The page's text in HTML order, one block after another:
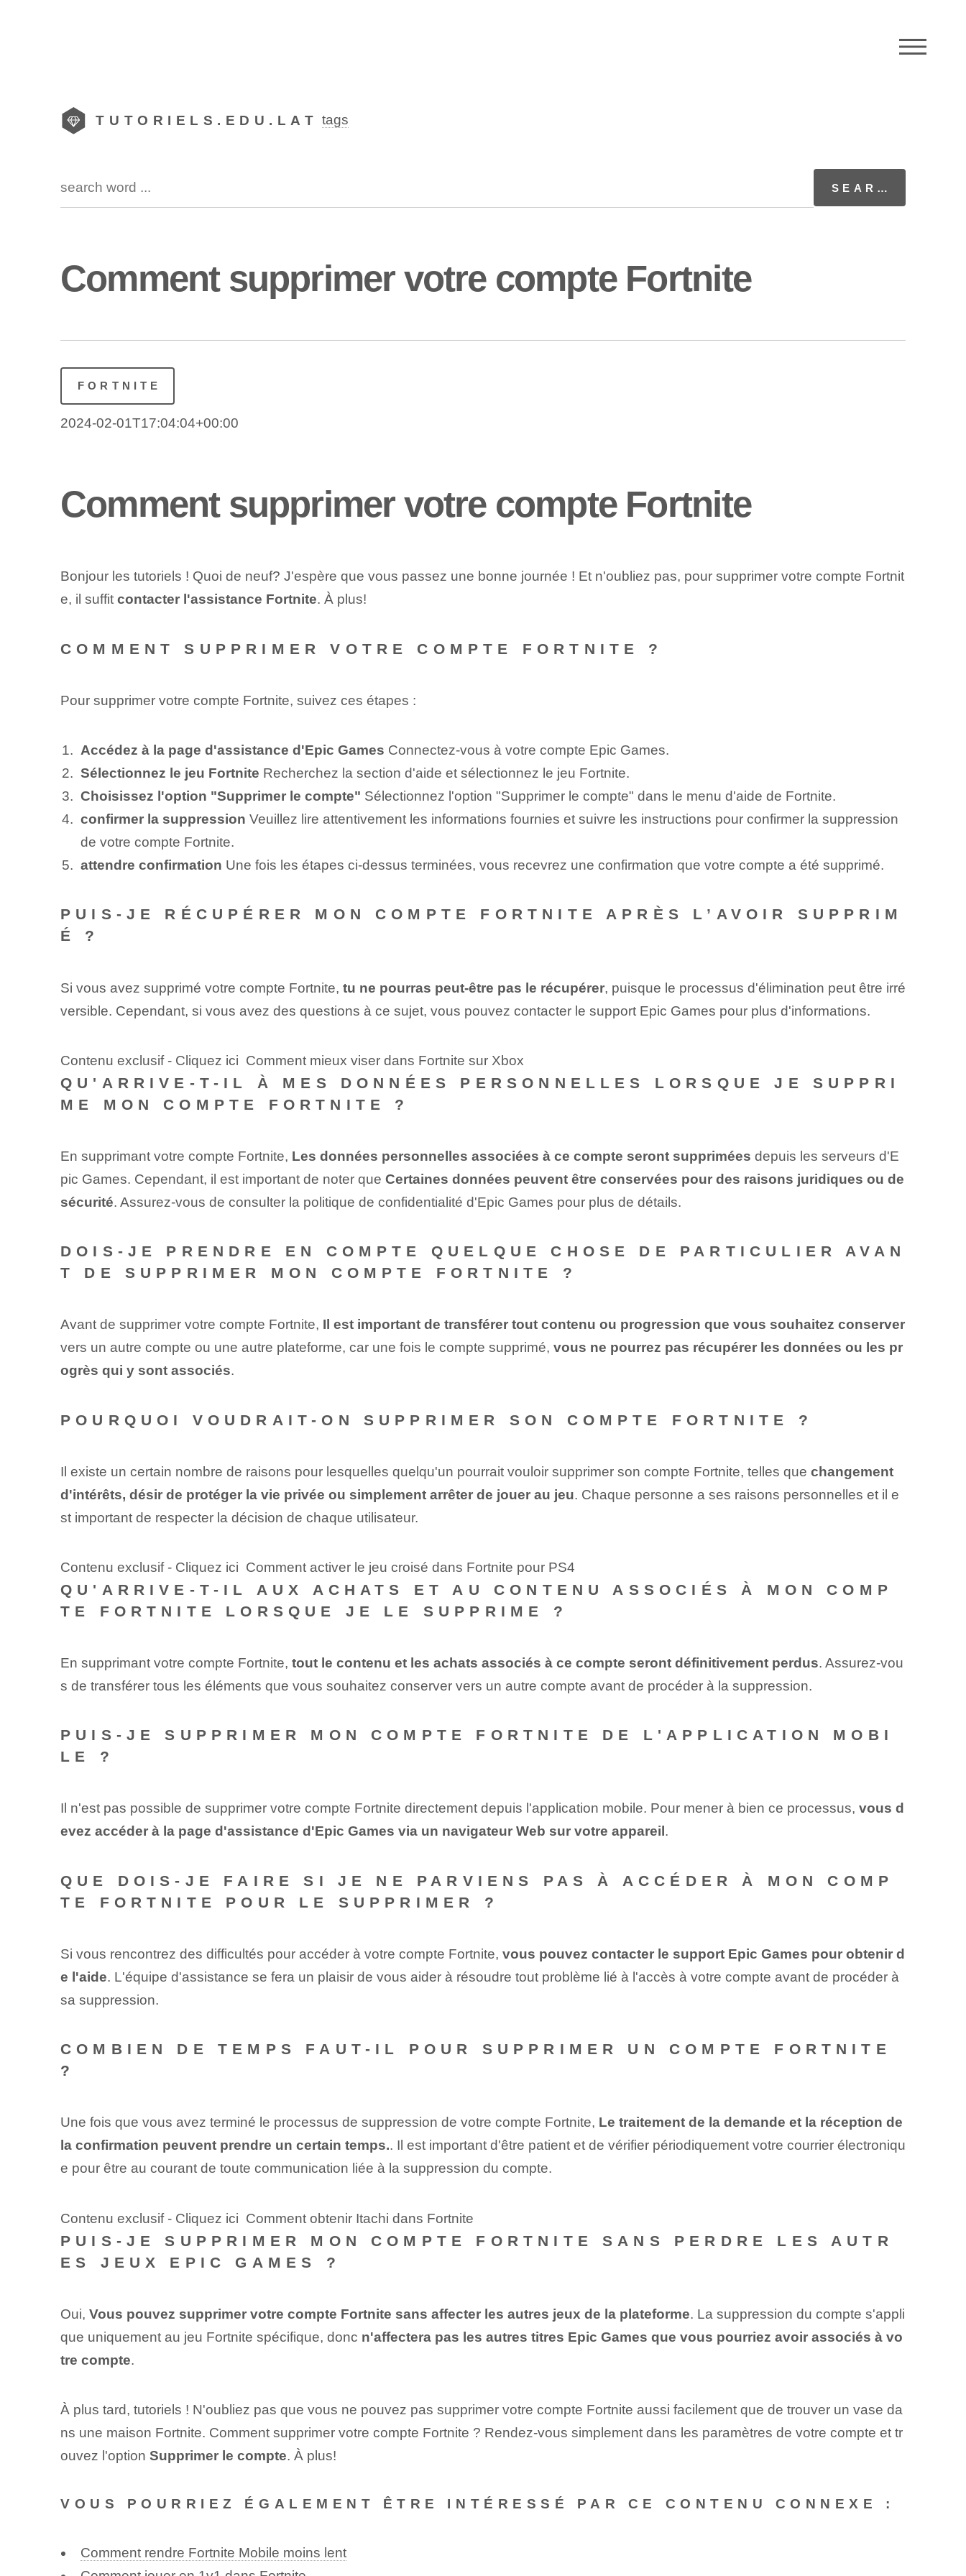
TUTORIELS.EDU.LAT tags
Comment supprimer votre compte Fortnite
FORTNITE
2024-02-01T17:04:04+00:00
Comment supprimer votre compte Fortnite
Bonjour les tutoriels ! Quoi de neuf? J'espère que vous passez une bonne journée ! Et n'oubliez pas, pour supprimer votre compte Fortnit
e, il suffit contacter l'assistance Fortnite. À plus!
COMMENT SUPPRIMER VOTRE COMPTE FORTNITE ?
Pour supprimer votre compte Fortnite, suivez ces étapes :
Accédez à la page d'assistance d'Epic Games Connectez-vous à votre compte Epic Games.
Sélectionnez le jeu Fortnite Recherchez la section d'aide et sélectionnez le jeu Fortnite.
Choisissez l'option "Supprimer le compte" Sélectionnez l'option "Supprimer le compte" dans le menu d'aide de Fortnite.
confirmer la suppression Veuillez lire attentivement les informations fournies et suivre les instructions pour confirmer la suppression
de votre compte Fortnite.
attendre confirmation Une fois les étapes ci-dessus terminées, vous recevrez une confirmation que votre compte a été supprimé.
PUIS-JE RÉCUPÉRER MON COMPTE FORTNITE APRÈS L’AVOIR SUPPRIM
É ?
Si vous avez supprimé votre compte Fortnite, tu ne pourras peut-être pas le récupérer, puisque le processus d'élimination peut être irré
versible. Cependant, si vous avez des questions à ce sujet, vous pouvez contacter le support Epic Games pour plus d'informations.
Contenu exclusif - Cliquez ici Comment mieux viser dans Fortnite sur Xbox
QU'ARRIVE-T-IL À MES DONNÉES PERSONNELLES LORSQUE JE SUPPRI
ME MON COMPTE FORTNITE ?
En supprimant votre compte Fortnite, Les données personnelles associées à ce compte seront supprimées depuis les serveurs d'E
pic Games. Cependant, il est important de noter que Certaines données peuvent être conservées pour des raisons juridiques ou de
sécurité. Assurez-vous de consulter la politique de confidentialité d'Epic Games pour plus de détails.
DOIS-JE PRENDRE EN COMPTE QUELQUE CHOSE DE PARTICULIER AVAN
T DE SUPPRIMER MON COMPTE FORTNITE ?
Avant de supprimer votre compte Fortnite, Il est important de transférer tout contenu ou progression que vous souhaitez conserver
vers un autre compte ou une autre plateforme, car une fois le compte supprimé, vous ne pourrez pas récupérer les données ou les pr
ogrès qui y sont associés.
POURQUOI VOUDRAIT-ON SUPPRIMER SON COMPTE FORTNITE ?
Il existe un certain nombre de raisons pour lesquelles quelqu'un pourrait vouloir supprimer son compte Fortnite, telles que changement
d'intérêts, désir de protéger la vie privée ou simplement arrêter de jouer au jeu. Chaque personne a ses raisons personnelles et il e
st important de respecter la décision de chaque utilisateur.
Contenu exclusif - Cliquez ici Comment activer le jeu croisé dans Fortnite pour PS4
QU'ARRIVE-T-IL AUX ACHATS ET AU CONTENU ASSOCIÉS À MON COMP
TE FORTNITE LORSQUE JE LE SUPPRIME ?
En supprimant votre compte Fortnite, tout le contenu et les achats associés à ce compte seront définitivement perdus. Assurez-vou
s de transférer tous les éléments que vous souhaitez conserver vers un autre compte avant de procéder à la suppression.
PUIS-JE SUPPRIMER MON COMPTE FORTNITE DE L'APPLICATION MOBI
LE ?
Il n'est pas possible de supprimer votre compte Fortnite directement depuis l'application mobile. Pour mener à bien ce processus, vous d
evez accéder à la page d'assistance d'Epic Games via un navigateur Web sur votre appareil .
QUE DOIS-JE FAIRE SI JE NE PARVIENS PAS À ACCÉDER À MON COMP
TE FORTNITE POUR LE SUPPRIMER ?
Si vous rencontrez des difficultés pour accéder à votre compte Fortnite, vous pouvez contacter le support Epic Games pour obtenir d
e l'aide. L'équipe d'assistance se fera un plaisir de vous aider à résoudre tout problème lié à l'accès à votre compte avant de procéder à
sa suppression.
COMBIEN DE TEMPS FAUT-IL POUR SUPPRIMER UN COMPTE FORTNITE
?
Une fois que vous avez terminé le processus de suppression de votre compte Fortnite, Le traitement de la demande et la réception de
la confirmation peuvent prendre un certain temps.. Il est important d'être patient et de vérifier périodiquement votre courrier électroniqu
e pour être au courant de toute communication liée à la suppression du compte.
Contenu exclusif - Cliquez ici Comment obtenir Itachi dans Fortnite
PUIS-JE SUPPRIMER MON COMPTE FORTNITE SANS PERDRE LES AUTR
ES JEUX EPIC GAMES ?
Oui, Vous pouvez supprimer votre compte Fortnite sans affecter les autres jeux de la plateforme. La suppression du compte s'appli
que uniquement au jeu Fortnite spécifique, donc n'affectera pas les autres titres Epic Games que vous pourriez avoir associés à vo
tre compte.
À plus tard, tutoriels ! N'oubliez pas que vous ne pouvez pas supprimer votre compte Fortnite aussi facilement que de trouver un vase da
ns une maison Fortnite. Comment supprimer votre compte Fortnite ? Rendez-vous simplement dans les paramètres de votre compte et tr
ouvez l'option Supprimer le compte. À plus!
VOUS POURRIEZ ÉGALEMENT ÊTRE INTÉRESSÉ PAR CE CONTENU CONNEXE :
Comment rendre Fortnite Mobile moins lent